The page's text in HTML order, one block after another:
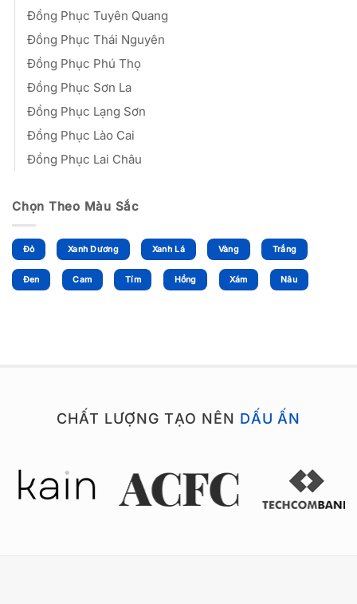
Đồng Phục Tuyên Quang
Đồng Phục Thái Nguyên
Đồng Phục Phú Thọ
Đồng Phục Sơn La
Đồng Phục Lạng Sơn
Đồng Phục Lào Cai
Đồng Phục Lai Châu
Chọn Theo Màu Sắc
Đỏ Xanh Dương Xanh Lá Vàng Trắng
Đen Cam Tím Hồng Xám Nâu
CHẤT LƯỢNG TẠO NÊN DẤU ẤN